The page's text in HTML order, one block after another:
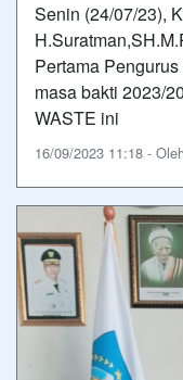
Senin (24/07/23),
Pertama
masa bakti 2023/
WASTE ini
16/09/2023 11:18 -